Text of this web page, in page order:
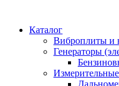
Каталог
Виброплиты и
Генераторы